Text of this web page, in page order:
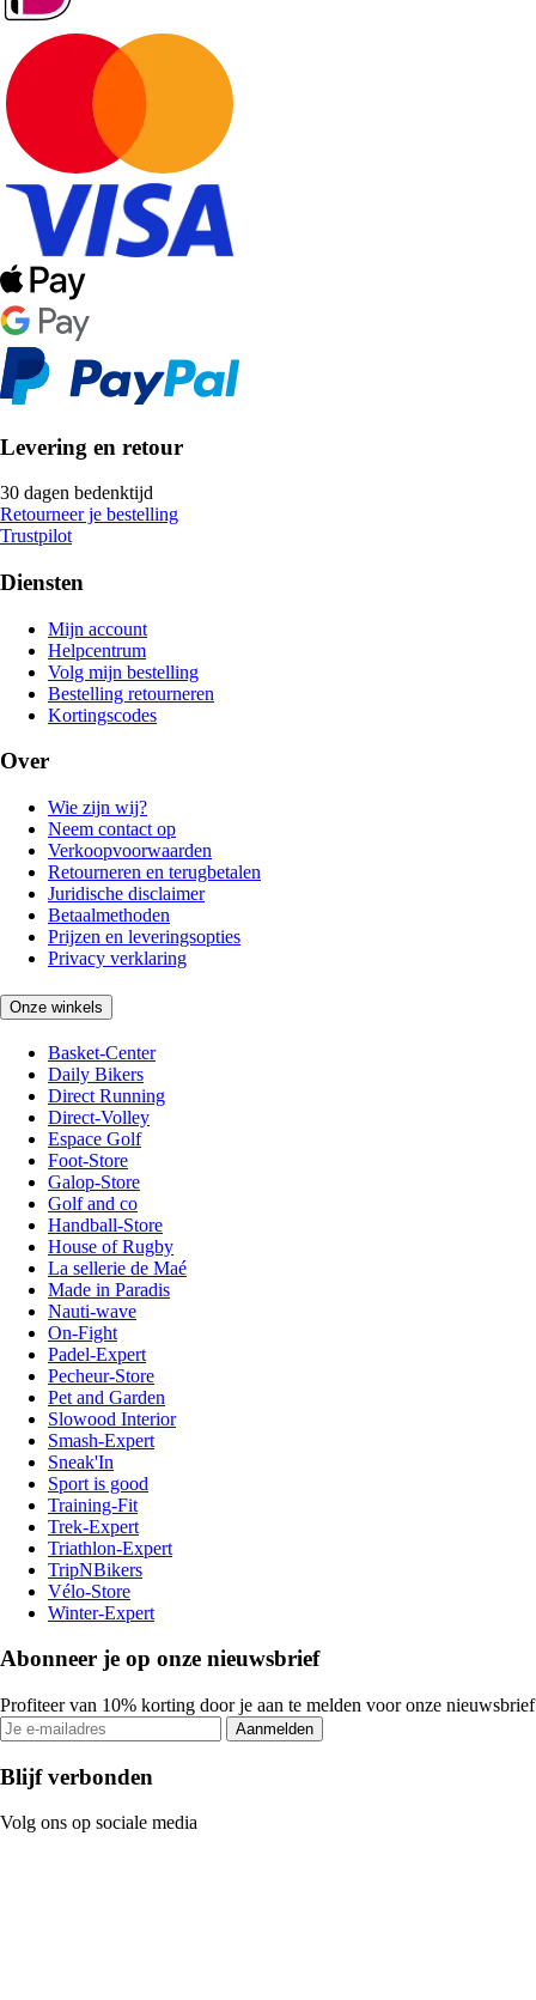
Levering en retour
30 dagen bedenktijd
Retourneer je bestelling
Trustpilot
Diensten
Mijn account
Helpcentrum
Volg mijn bestelling
Bestelling retourneren
Kortingscodes
Over
Wie zijn wij?
Neem contact op
Verkoopvoorwaarden
Retourneren en terugbetalen
Juridische disclaimer
Betaalmethoden
Prijzen en leveringsopties
Privacy verklaring
Onze winkels
Basket-Center
Daily Bikers
Direct Running
Direct-Volley
Espace Golf
Foot-Store
Galop-Store
Golf and co
Handball-Store
House of Rugby
La sellerie de Maé
Made in Paradis
Nauti-wave
On-Fight
Padel-Expert
Pecheur-Store
Pet and Garden
Slowood Interior
Smash-Expert
Sneak'In
Sport is good
Training-Fit
Trek-Expert
Triathlon-Expert
TripNBikers
Vélo-Store
Winter-Expert
Abonneer je op onze nieuwsbrief
Profiteer van 10% korting door je aan te melden voor onze nieuwsbrief
Aanmelden
Blijf verbonden
Volg ons op sociale media